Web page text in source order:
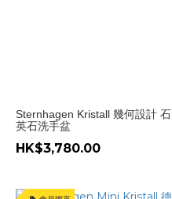
Sternhagen Kristall 幾何設計 石
英石洗手盆
HK$3,780.00